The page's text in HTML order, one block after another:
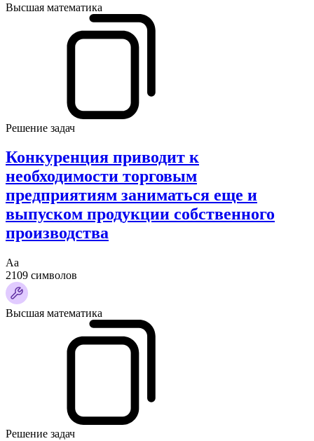
Высшая математика
Решение задач
Конкуренция приводит к
необходимости торговым
предприятиям заниматься еще и
выпуском продукции собственного
производства
Аа
2109 символов
Высшая математика
Решение задач